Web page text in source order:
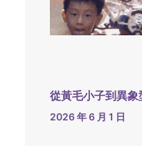
從黃毛小子到異
2026 年 6 月 1 日